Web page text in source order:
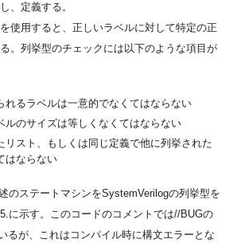
、定義する。
使用すると、正しいラベルに対して特定の正
。列挙型のチェックには以下のような項目が
れるラベルは一意的でなくてはならない
ルのサイズは等しくなくてはならない
リスト、もしくは同じ定義で他に列挙された
はならない
のステートマシンをSystemVerilogの列挙型を
に示す。このコードのコメントでは//BUGの
るが、これはコンパイル時に構文エラーとな